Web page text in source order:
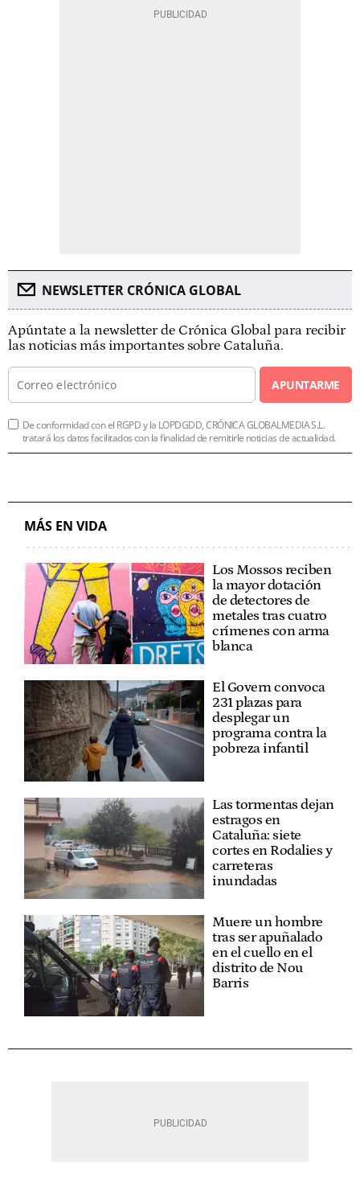
NEWSLETTER CRÓNICA GLOBAL
Apúntate a la newsletter de Crónica Global para recibir
las noticias más importantes sobre Cataluña.
APUNTARME
De conformidad con el RGPD y la LOPDGDD, CRÓNICA GLOBALMEDIA S.L.
tratará los datos facilitados con la finalidad de remitirle noticias de actualidad.
MÁS EN VIDA
Los Mossos reciben
la mayor dotación
de detectores de
metales tras cuatro
crímenes con arma
blanca
El Govern convoca
231 plazas para
desplegar un
programa contra la
pobreza infantil
Las tormentas dejan
estragos en
Cataluña: siete
cortes en Rodalies y
carreteras
inundadas
Muere un hombre
tras ser apuñalado
en el cuello en el
distrito de Nou
Barris